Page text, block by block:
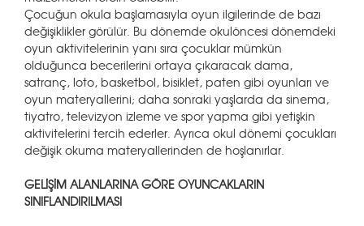
Çocuğun okula başlamasıyla oyun ilgilerinde de bazı
değişiklikler görülür. Bu dönemde okulöncesi dönemdeki
oyun aktivitelerinin yanı sıra çocuklar mümkün
olduğunca becerilerini ortaya çıkaracak dama,
satranç, loto, basketbol, bisiklet, paten gibi oyunları ve
oyun materyallerini; daha sonraki yaşlarda da sinema,
tiyatro, televizyon izleme ve spor yapma gibi yetişkin
aktivitelerini tercih ederler. Ayrıca okul dönemi çocukları
değişik okuma materyallerinden de hoşlanırlar.
GELİŞİM ALANLARINA GÖRE OYUNCAKLARIN
SINIFLANDIRILMASI